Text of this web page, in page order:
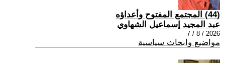
(44) المجتمع المفتوح وأعداؤه
عبد المجيد إسماعيل الشهاوي
2026 / 8 / 7
مواضيع وابحاث سياسية